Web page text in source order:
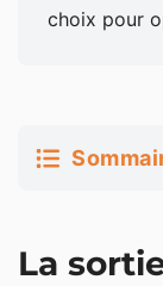
choix pour
La